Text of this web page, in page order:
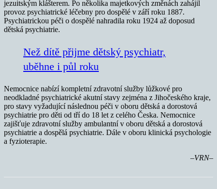
jezuitským klášterem. Po několika majetkových změnách zahájil
provoz psychiatrické léčebny pro dospělé v září roku 1887.
Psychiatrickou péči o dospělé nahradila roku 1924 až doposud
dětská psychiatrie.
Než dítě přijme dětský psychiatr,
uběhne i půl roku
Nemocnice nabízí kompletní zdravotní služby lůžkové pro
neodkladné psychiatrické akutní stavy zejména z Jihočeského kraje,
pro stavy vyžadující následnou péči v oboru dětská a dorostová
psychiatrie pro děti od tří do 18 let z celého Česka. Nemocnice
zajišťuje zdravotní služby ambulantní v oboru dětská a dorostová
psychiatrie a dospělá psychiatrie. Dále v oboru klinická psychologie
a fyzioterapie.
–VRN–